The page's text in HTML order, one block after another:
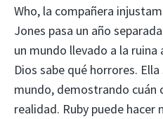
Who, la compañera
Jones pasa un año
un mundo llevado a la
Dios sabe qué horrores.
mundo, demostrando cuán
realidad. Ruby puede